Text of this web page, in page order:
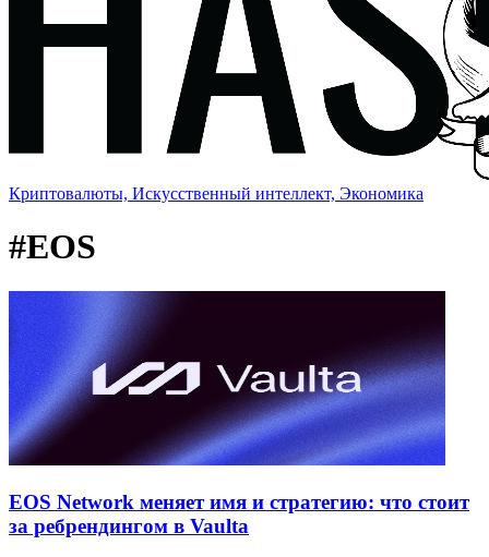
Криптовалюты, Искусственный интеллект, Экономика
#EOS
EOS Network меняет имя и стратегию: что стоит
за ребрендингом в Vaulta